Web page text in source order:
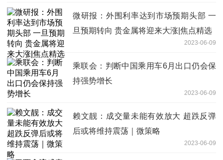
微研报：外围利率达到市场预期头部 一
旦预期转向 贵金属将迎来大涨|焦点精选
2023-06-09
乘联会：判断中国乘用车6月出口仍会保
持强势增长
2023-06-09
赖文靓：成交量未能有效放大 超跌反弹
后或将维持震荡｜微策略
2023-06-09